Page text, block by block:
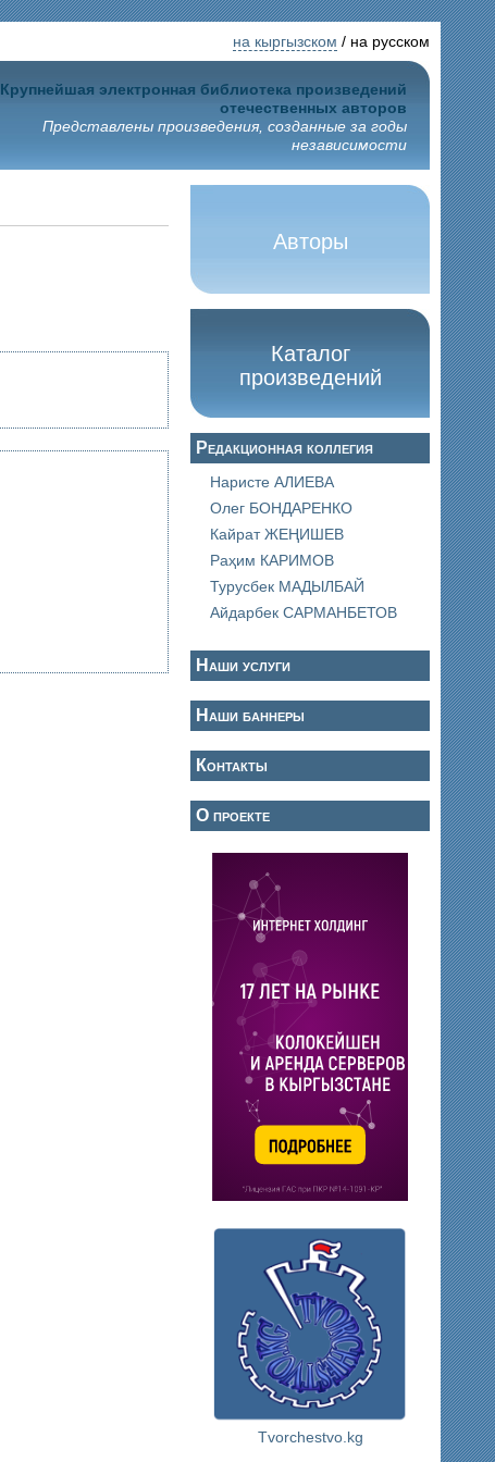
на кыргызском / на русском
Крупнейшая электронная библиотека произведений
отечественных авторов
Представлены произведения, созданные за годы
независимости
Авторы
Каталог
произведений
Редакционная коллегия
Наристе АЛИЕВА
Олег БОНДАРЕНКО
Кайрат ЖЕҢИШЕВ
Раҳим КАРИМОВ
Турусбек МАДЫЛБАЙ
Айдарбек САРМАНБЕТОВ
Наши услуги
Наши баннеры
Контакты
О проекте
Tvorchestvo.kg